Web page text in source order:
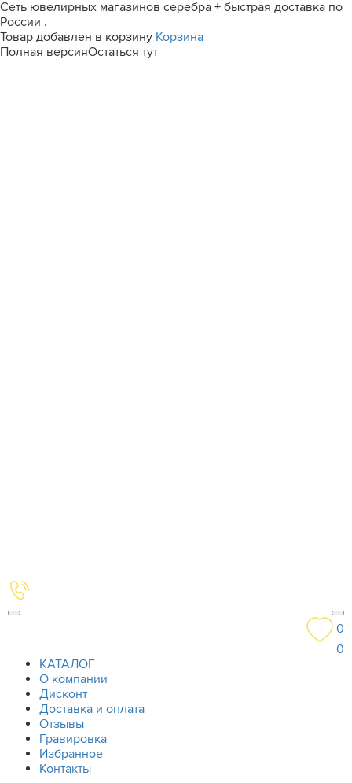
Сеть ювелирных магазинов серебра + быстрая доставка по
России .
Товар добавлен в корзину Корзина
Полная версияОстаться тут
0
0
КАТАЛОГ
О компании
Дисконт
Доставка и оплата
Отзывы
Гравировка
Избранное
Контакты